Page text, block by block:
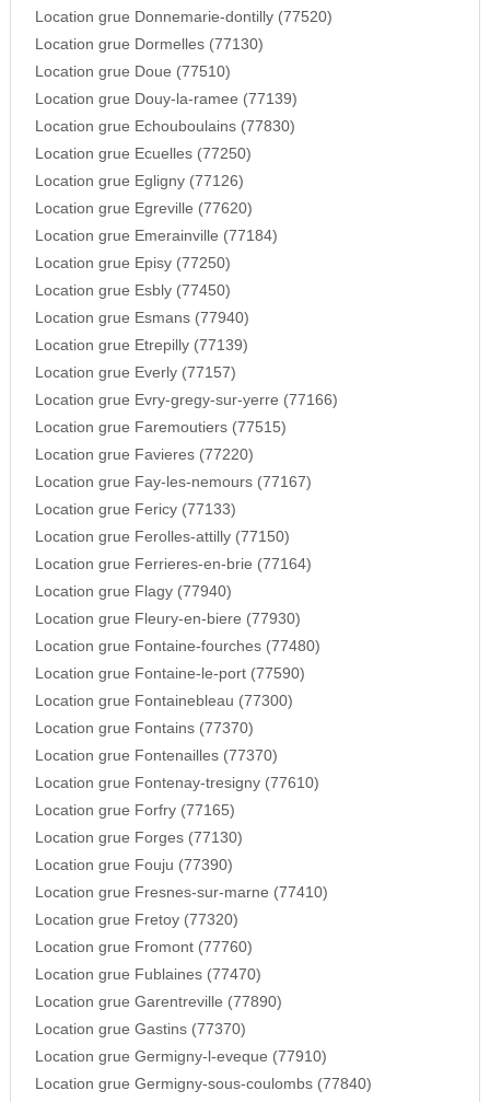
Location grue Donnemarie-dontilly (77520)
Location grue Dormelles (77130)
Location grue Doue (77510)
Location grue Douy-la-ramee (77139)
Location grue Echouboulains (77830)
Location grue Ecuelles (77250)
Location grue Egligny (77126)
Location grue Egreville (77620)
Location grue Emerainville (77184)
Location grue Episy (77250)
Location grue Esbly (77450)
Location grue Esmans (77940)
Location grue Etrepilly (77139)
Location grue Everly (77157)
Location grue Evry-gregy-sur-yerre (77166)
Location grue Faremoutiers (77515)
Location grue Favieres (77220)
Location grue Fay-les-nemours (77167)
Location grue Fericy (77133)
Location grue Ferolles-attilly (77150)
Location grue Ferrieres-en-brie (77164)
Location grue Flagy (77940)
Location grue Fleury-en-biere (77930)
Location grue Fontaine-fourches (77480)
Location grue Fontaine-le-port (77590)
Location grue Fontainebleau (77300)
Location grue Fontains (77370)
Location grue Fontenailles (77370)
Location grue Fontenay-tresigny (77610)
Location grue Forfry (77165)
Location grue Forges (77130)
Location grue Fouju (77390)
Location grue Fresnes-sur-marne (77410)
Location grue Fretoy (77320)
Location grue Fromont (77760)
Location grue Fublaines (77470)
Location grue Garentreville (77890)
Location grue Gastins (77370)
Location grue Germigny-l-eveque (77910)
Location grue Germigny-sous-coulombs (77840)